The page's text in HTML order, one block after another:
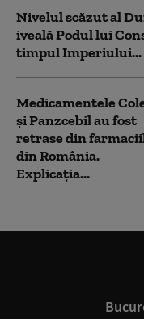
Nivelul scăzut al
iveală Podul lui
timpul Imperiului...
Medicamentele
și Panzcebil au fost
retrase din
din România.
Explicația...